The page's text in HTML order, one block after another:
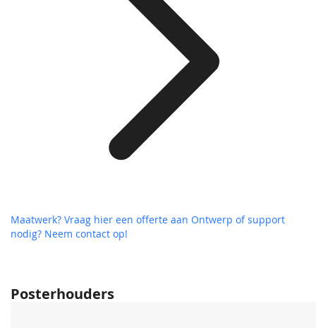
Posterhouders
Maatwerk? Vraag hier een offerte aan Ontwerp of support
nodig? Neem contact op!